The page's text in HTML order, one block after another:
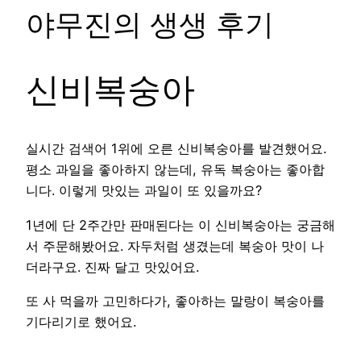
야무진의 생생 후기
신비복숭아
실시간 검색어 1위에 오른 신비복숭아를 발견했어요.
평소 과일을 좋아하지 않는데, 유독 복숭아는 좋아합
니다. 이렇게 맛있는 과일이 또 있을까요?
1년에 단 2주간만 판매된다는 이 신비복숭아는 궁금해
서 주문해봤어요. 자두처럼 생겼는데 복숭아 맛이 나
더라구요. 진짜 달고 맛있어요.
또 사 먹을까 고민하다가, 좋아하는 말랑이 복숭아를
기다리기로 했어요.